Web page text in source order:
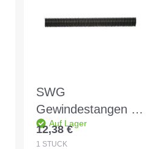
SWG
Gewindestangen vz
2mtr M10 - 1 Stück
Auf Lager
Regulärer Preis:
12,38 €
1 STÜCK